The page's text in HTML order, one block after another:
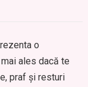
o
ales dacă te
praf și resturi